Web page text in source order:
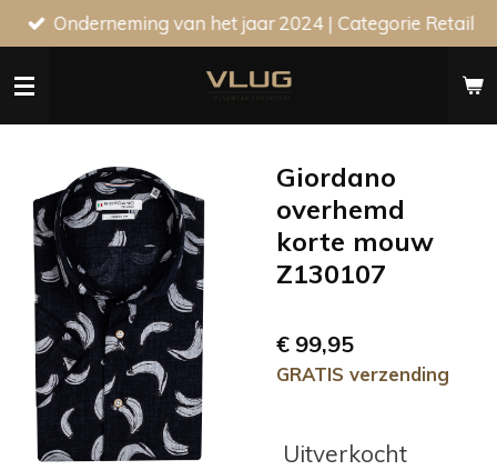
Ga
direct
naar
Onderneming van het jaar 2024 | Categorie Retail
Giordano
overhemd
korte mouw
Z130107
€ 99,95
GRATIS verzending
Uitverkocht